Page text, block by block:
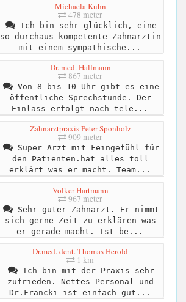
Michaela Kuhn
478 meter
Ich bin sehr glücklich, eine
so durchaus kompetente Zahnarztin
mit einem sympathische...
Dr. med. Halfmann
867 meter
Von 8 bis 10 Uhr gibt es eine
öffentliche Sprechstunde. Der
Einlass erfolgt nach tele...
Zahnarztpraxis Peter Sponholz
909 meter
Super Arzt mit Feingefühl für
den Patienten.hat alles toll
erklärt was er macht. Team...
Volker Hartmann
967 meter
Sehr guter Zahnarzt. Er nimmt
sich gerne Zeit zu erklären was
er gerade macht. Ist be...
Dr.med. dent. Thomas Herold
1 km
Ich bin mit der Praxis sehr
zufrieden. Nettes Personal und
Dr.Francki ist einfach gut...